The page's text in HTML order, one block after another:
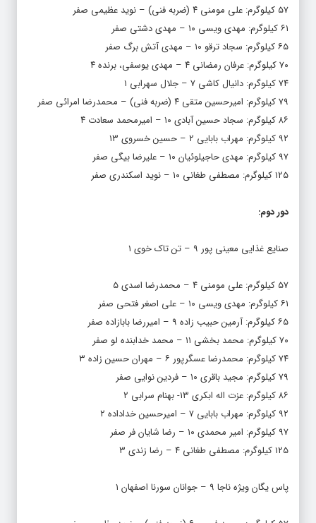
۵۷ کیلوگرم: علی مومنی ۴ (ضربه فنی) – نوید عظیمی صفر
۶۱ کیلوگرم: مهدی ویسی ۱۰ – مهدی دشتی صفر
۶۵ کیلوگرم: سجاد ترقو ۱۰ – مهدی آتش برگ صفر
۷۰ کیلوگرم: عرفان رمضانی ۴ – مهدی یوسفی،‌ برنده ۴
۷۴ کیلوگرم: دانیال کاشی ۷ – جلال سهرابی ۱
۷۹ کیلوگرم: امیرحسین متقی ۴ (ضربه فنی) – محمدرضا امرائی صفر
۸۶ کیلوگرم: سجاد حسین آبادی ۱۰ – امیرمحمد سعادت ۴
۹۲ کیلوگرم: مهراب بابایی ۲ – حسین خسروی ۱۳
۹۷ کیلوگرم: مهدی حاجیلوئیان ۱۰ – علیرضا بیگی صفر
۱۲۵ کیلوگرم: مصطفی طغانی ۱۰ – نوید اسکندری صفر
دور دوم:
صنایع غذایی معینی پور ۹ – تن تاک خوی ۱
۵۷ کیلوگرم: علی مومنی ۴ – محمدرضا اسدی ۵
۶۱ کیلوگرم: مهدی ویسی ۱۰ – علی اصغر فتحی صفر
۶۵ کیلوگرم: آرمین حبیب زاده ۹ – امیررضا بابازاده صفر
۷۰ کیلوگرم: محمد بخشی ۱۱ – محمد خدابنده لو صفر
۷۴ کیلوگرم: محمدرضا عسگرپور ۶ – مهران حسین زاده ۳
۷۹ کیلوگرم: مجید باقری ۱۰ – فردین نوایی صفر
۸۶ کیلوگرم: عزت اله ابکری ۱۳- بهنام سرابی ۲
۹۲ کیلوگرم: مهراب بابایی ۷ – امیرحسین خداداده ۲
۹۷ کیلوگرم: امیر محمدی ۱۰ – رضا شایان فر صفر
۱۲۵ کیلوگرم: مصطفی طغانی ۴ – رضا زندی ۳
پاس یگان ویژه ناجا ۹ – جوانان سورنا اصفهان ۱